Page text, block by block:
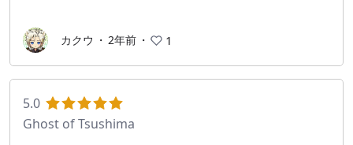
カクウ ・ 2年前 ・ 1
5.0
Ghost of Tsushima